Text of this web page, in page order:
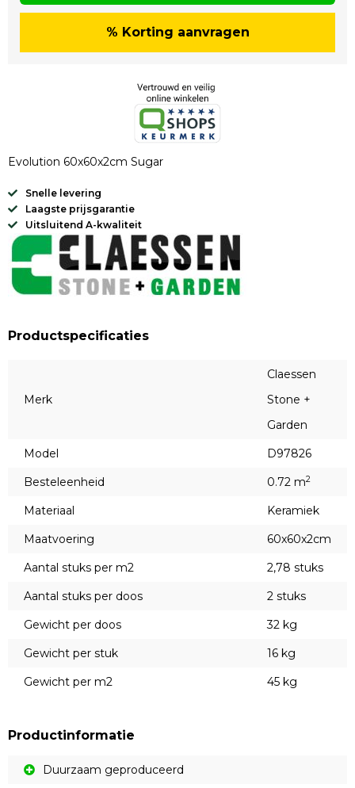
% Korting aanvragen
Evolution 60x60x2cm Sugar
Snelle levering
Laagste prijsgarantie
Uitsluitend A-kwaliteit
Productspecificaties
Merk
Claessen
Stone +
Garden
Model
D97826
Besteleenheid
0.72 m2
Materiaal
Keramiek
Maatvoering
60x60x2cm
Aantal stuks per m2
2,78 stuks
Aantal stuks per doos
2 stuks
Gewicht per doos
32 kg
Gewicht per stuk
16 kg
Gewicht per m2
45 kg
Productinformatie
Duurzaam geproduceerd